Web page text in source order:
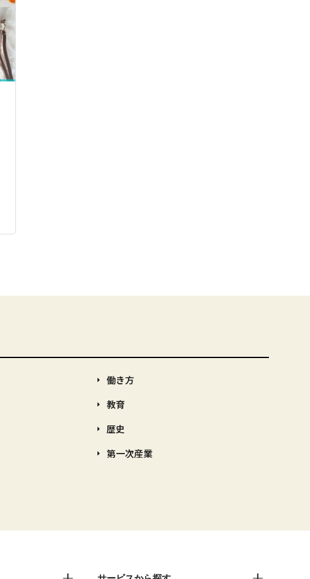
働き方
教育
歴史
第一次産業